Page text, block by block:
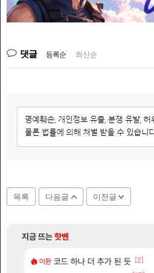
댓글 등록순 최신순
목록 다음글 이전글
지금 뜨는핫벤
이환 코드 하나 더 추가 된 듯 [2]
여행 제주도 아이들과 다녀왔습니